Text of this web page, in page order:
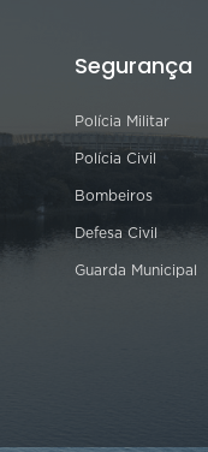
Segurança
Polícia Militar
Polícia Civil
Bombeiros
Defesa Civil
Guarda Municipal